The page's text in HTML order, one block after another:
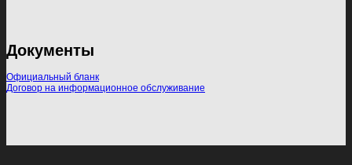
Документы
Официальный бланк
Договор на информационное обслуживание